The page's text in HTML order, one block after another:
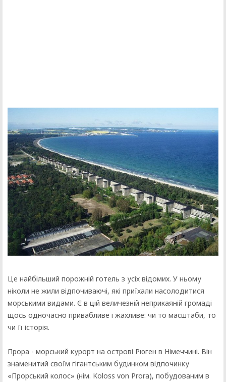
Це найбільший порожній готель з усіх відомих. У ньому
ніколи не жили відпочиваючі, які приїхали насолодитися
морськими видами. Є в цій величезній неприкаяній громаді
щось одночасно привабливе і жахливе: чи то масштаби, то
чи її історія.
Прора - морський курорт на острові Рюген в Німеччині. Він
знаменитий своїм гігантським будинком відпочинку
«Прорський колос» (нім. Koloss von Prora), побудованим в